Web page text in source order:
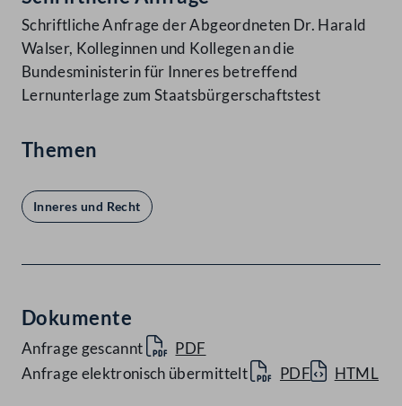
Schriftliche Anfrage der Abgeordneten Dr. Harald
Walser, Kolleginnen und Kollegen an die
Bundesministerin für Inneres betreffend
Lernunterlage zum Staatsbürgerschaftstest
Themen
Inneres und Recht
Dokumente
Anfrage gescannt
PDF
Anfrage elektronisch übermittelt
PDF HTML